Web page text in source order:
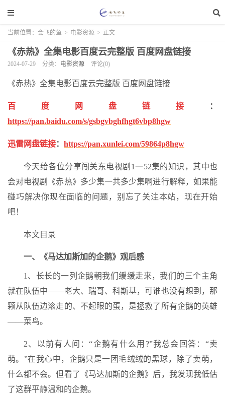
当前位置： 会飞的鱼 > 电影资源 > 正文
《赤热》全集电影百度云完整版 百度网盘链接
2024-07-29 分类： 电影资源 评论(0)
《赤热》全集电影百度云完整版 百度网盘链接
百度网盘链接
：
https://pan.baidu.com/s/gsbgvbghfhgt6vbp8hgw
迅雷网盘链接： https://pan.xunlei.com/59864p8hgw
今天给各位分享闯关东电视剧1一52集的知识，其中也
会对电视剧《赤热》多少集一共多少集啊进行解释，如果能
碰巧解决你现在面临的问题，别忘了关注本站，现在开始
吧！
本文目录
一、《马达加斯加的企鹅》观后感
1、长长的一列企鹅朝我们缓缓走来，我们的三个主角
就在队伍中——老大、瑞哥、科斯基，可谁也没有想到，那
颗从队伍边滚走的、不起眼的蛋，是拯救了所有企鹅的英雄
——菜鸟。
2、以前有人问：“企鹅有什么用?”我总会回答：“卖
萌。”在我心中，企鹅只是一团毛绒绒的黑球，除了卖萌，
什么都不会。但看了《马达加斯的企鹅》后，我发现我低估
了这群平静温和的企鹅。